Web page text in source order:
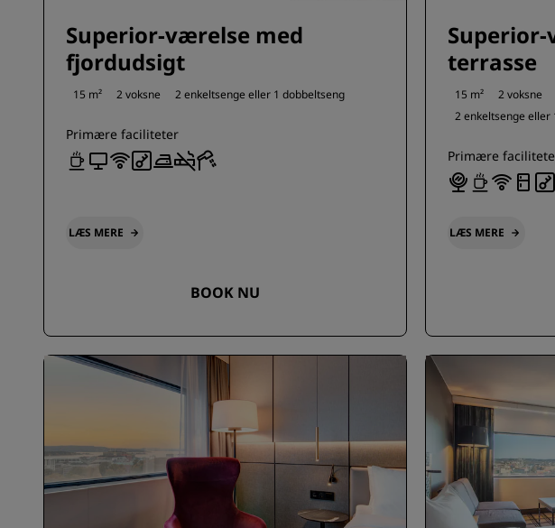
Superior-værelse med
fjordudsigt
15 m² 2 voksne 2 enkeltsenge eller 1 dobbeltseng
Primære faciliteter
LÆS MERE
BOOK NU
terrasse
15 m² 2 voksne
2 enkeltsenge eller
Primære
LÆS MERE